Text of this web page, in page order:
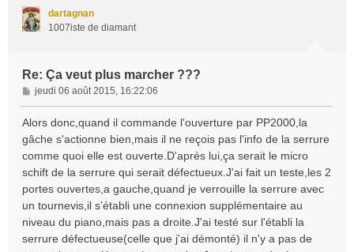
dartagnan
1007iste de diamant
Re: Ça veut plus marcher ???
M
e
s
a
g
e
jeudi 06 août 2015, 16:22:06
Alors donc,quand il commande l'ouverture par PP2000,la
gâche s'actionne bien,mais il ne reçois pas l'info de la serrure
comme quoi elle est ouverte.D'après lui,ça serait le micro
schift de la serrure qui serait défectueux.J'ai fait un teste,les 2
portes ouvertes,a gauche,quand je verrouille la serrure avec
un tournevis,il s'établi une connexion supplémentaire au
niveau du piano,mais pas a droite.J'ai testé sur l'établi la
serrure défectueuse(celle que j'ai démonté) il n'y a pas de